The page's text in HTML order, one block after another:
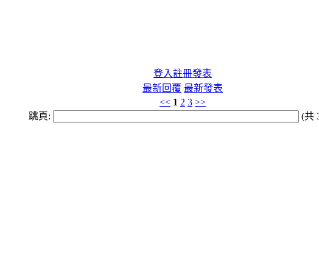
登入註冊發表
最新回覆 最新發表
<< 1 2 3 >>
跳頁:
(共